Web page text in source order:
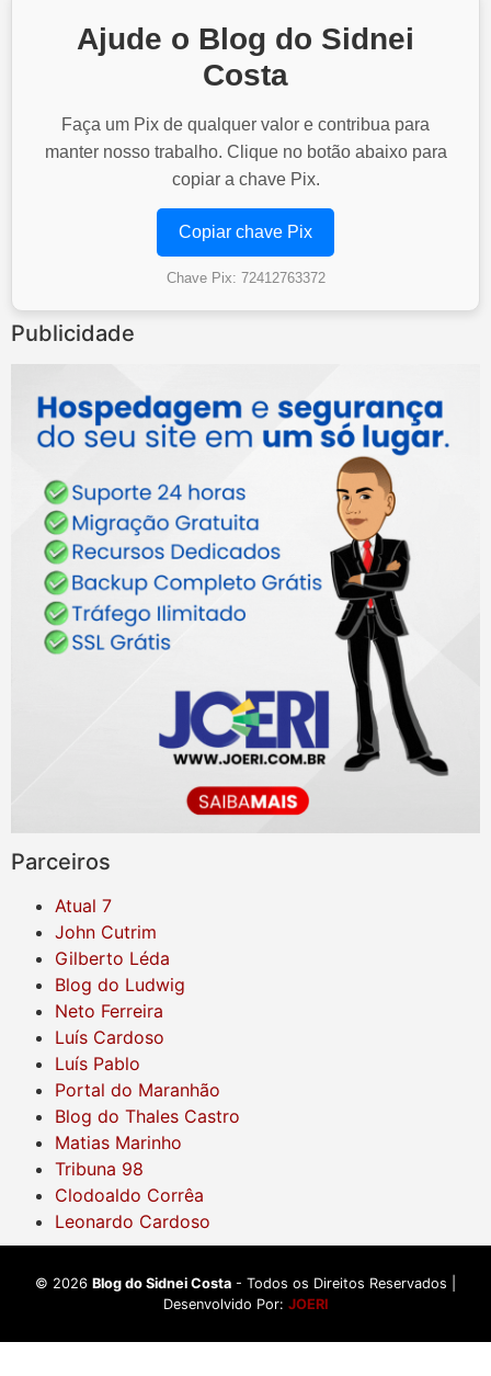
Ajude o Blog do Sidnei
Costa
Faça um Pix de qualquer valor e contribua para
manter nosso trabalho. Clique no botão abaixo para
copiar a chave Pix.
Copiar chave Pix
Chave Pix: 72412763372
Publicidade
Parceiros
Atual 7
John Cutrim
Gilberto Léda
Blog do Ludwig
Neto Ferreira
Luís Cardoso
Luís Pablo
Portal do Maranhão
Blog do Thales Castro
Matias Marinho
Tribuna 98
Clodoaldo Corrêa
Leonardo Cardoso
© 2026 Blog do Sidnei Costa - Todos os Direitos Reservados |
Desenvolvido Por: JOERI